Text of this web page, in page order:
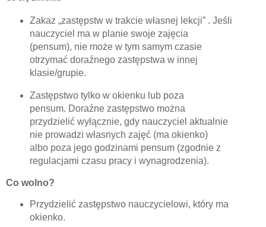
Zakaz „zastępstw w trakcie własnej lekcji” . Jeśli
nauczyciel ma w planie swoje zajęcia
(pensum), nie możew tym samym czasie
otrzymać doraźnego zastępstwa w innej
klasie/grupie.
Zastępstwo tylko w okienku lub poza
pensum. Doraźne zastępstwo można
przydzielić wyłącznie, gdy nauczyciel aktualnie
nie prowadzi własnych zajęć (ma okienko)
albo poza jego godzinami pensum (zgodnie z
regulacjami czasu pracy i wynagrodzenia).
Co wolno?
Przydzielić zastępstwo nauczycielowi, który ma
okienko.